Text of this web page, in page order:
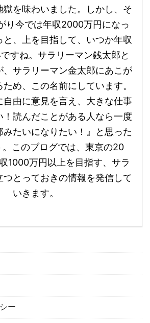
獄を味わいました。しかし、そ
り今では年収2000万円になっ
と、上を目指して、いつか年収
すね。サラリーマン銭太郎と
、サラリーマン金太郎にあこが
め、この名前にしています。
自由に意見を言え、大きな仕事
！読んだことがある人なら一度
みたいになりたい！』と思った
このブログでは、東京の20
1000万円以上を目指す、サラ
つとっておきの情報を発信して
いきます。
ー